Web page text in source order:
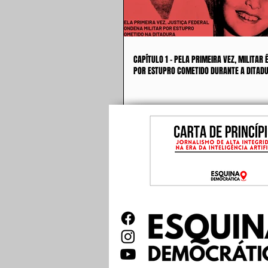
CAPÍTULO 1 - PELA PRIMEIRA VEZ, MILITAR
POR ESTUPRO COMETIDO DURANTE A